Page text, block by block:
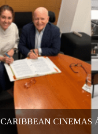
CARIBBEAN CINEMAS